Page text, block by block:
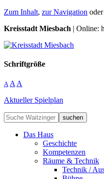
Zum Inhalt, zur Navigation oder
Kreisstadt Miesbach | Online:
Schriftgröße
A A A
Aktueller Spielplan
suchen
Das Haus
Geschichte
Kompetenzen
Räume & Technik
Technik /